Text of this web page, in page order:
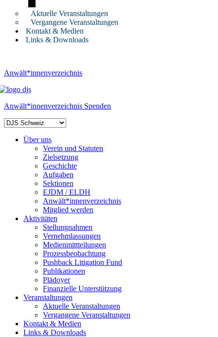
Aktuelle Veranstaltungen
Vergangene Veranstaltungen
Kontakt & Medien
Links & Downloads
Anwält*innenverzeichnis
Anwält*innenverzeichnis Spenden
Über uns
Verein und Statuten
Zielsetzung
Geschichte
Aufgaben
Sektionen
EJDM / ELDH
Anwält*innenverzeichnis
Mitglied werden
Aktivitäten
Stellungnahmen
Vernehmlassungen
Medienmittteilungen
Prozessbeobachtung
Pushback Litigation Fund
Publikationen
Plädoyer
Finanzielle Unterstützung
Veranstaltungen
Aktuelle Veranstaltungen
Vergangene Veranstaltungen
Kontakt & Medien
Links & Downloads